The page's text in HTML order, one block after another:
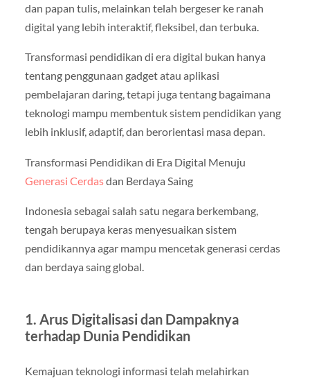
dan papan tulis, melainkan telah bergeser ke ranah
digital yang lebih interaktif, fleksibel, dan terbuka.
Transformasi pendidikan di era digital bukan hanya
tentang penggunaan gadget atau aplikasi
pembelajaran daring, tetapi juga tentang bagaimana
teknologi mampu membentuk sistem pendidikan yang
lebih inklusif, adaptif, dan berorientasi masa depan.
Transformasi Pendidikan di Era Digital Menuju
Generasi Cerdasdan Berdaya Saing
Indonesia sebagai salah satu negara berkembang,
tengah berupaya keras menyesuaikan sistem
pendidikannya agar mampu mencetak generasi cerdas
dan berdaya saing global.
1. Arus Digitalisasi dan Dampaknya
terhadap Dunia Pendidikan
Kemajuan teknologi informasi telah melahirkan